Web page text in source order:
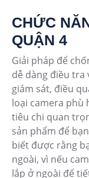
CHỨC
QUẬN 4
Giải pháp để
dễ dàng điều tra
giám sát, điều
loại camera phù
tiêu chi quan
sản phẩm để
biết được rằng
ngoài, vì nếu
lắp ở ngoài để